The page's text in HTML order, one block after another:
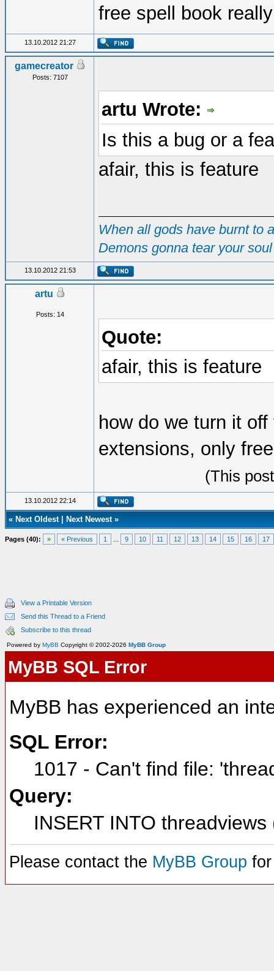
free spell book
13.10.2012 21:27
gamecreator
Posts: 7107
artu Wrote:
Is this a bug or a
afair, this is feature
When all gods have burnt to
Demons gonna tear your
13.10.2012 21:53
artu
Posts: 14
Quote:
afair, this is feature
how do we turn it
extensions, only
(This
13.10.2012 22:14
« Next Oldest| Next Newest»
Pages (40): » « Previous 1 9 10 11 12 13 14 15 16 17
View a Printable Version
Send this Thread to a Friend
Subscribe to this thread
Powered by MyBB Copyright © 2002-2026 MyBB Group
MyBB SQL Error
MyBB has experienced an
SQL Error:
1017 - Can't find file:
Query:
INSERT INTO
Please contact the MyBB Group